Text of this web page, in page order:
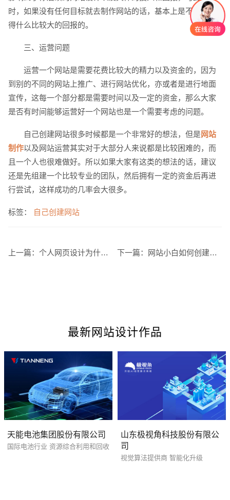
时，如果没有任何目标就去制作网站的话，基本上是不可能获
得什么比较大的回报的。
三、运营问题
运营一个网站是需要花费比较大的精力以及资金的，因为
到别的不同的网站上推广、进行网站优化，亦或者是进行地面
宣传，这每一个部分都是需要时间以及一定的资金，那么大家
是否有时间能够运营好一个网站也是一个需要考虑的问题。
自己创建网站很多时候都是一个非常好的想法，但是网站
制作以及网站运营其实对于大部分人来说都是比较困难的，而
且一个人也很难做好。所以如果大家有这类的想法的话，建议
还是先组建一个比较专业的团队，然后拥有一定的资金后再进
行尝试，这样成功的几率会大很多。
标签： 自己创建网站
上一篇： 个人网页设计为什么极简主义设计风格更受欢迎 下一篇： 网站小白如何创建自己的网站
最新网站设计作品
天能电池集团股份有限公司
国际电池行业 资源综合利用和回收
山东极视角科技股份有限公
司
视觉算法提供商 智能化升级
电商及系统平台开发
您的预算 3万-5万 5万-8万